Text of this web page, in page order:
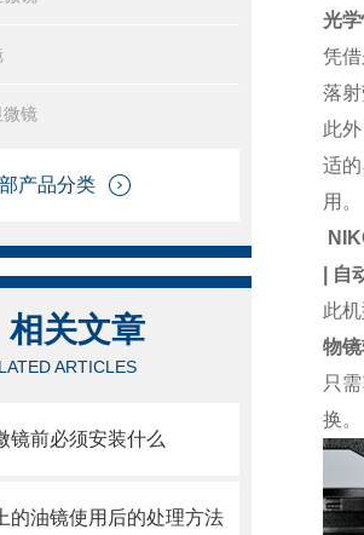
微镜
产品分类
相关文章
ARTICLES
镜前必须安装什么
的油镜使用后的处理方法
光
凭
落
此
适
用
自
此
物
只
换。